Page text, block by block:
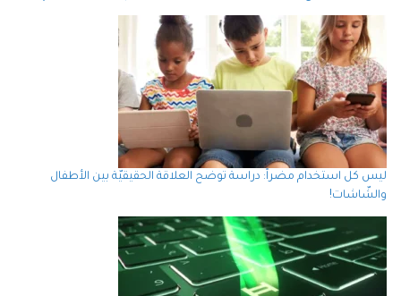
ليس كل استخدام مضراً: دراسة توضح العلاقة الحقيقيّة بين الأطفال
والشّاشات!